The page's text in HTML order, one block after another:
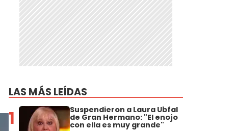
LAS MÁS LEÍDAS
1 Suspendieron a Laura Ubfal
de Gran Hermano: "El enojo
con ella es muy grande"